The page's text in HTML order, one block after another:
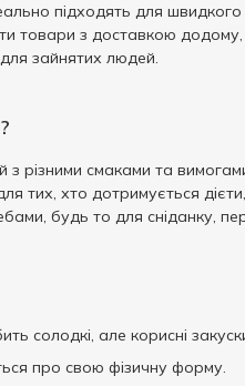
підходять для
товари з доставкою
зайнятих людей.
з різними смаками та
тих, хто дотримується
будь то для сніданку,
солодкі, але корисні
про свою фізичну форму.